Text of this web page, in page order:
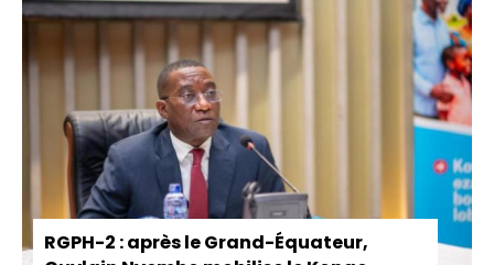
RGPH-2 : après le Grand-Équateur,